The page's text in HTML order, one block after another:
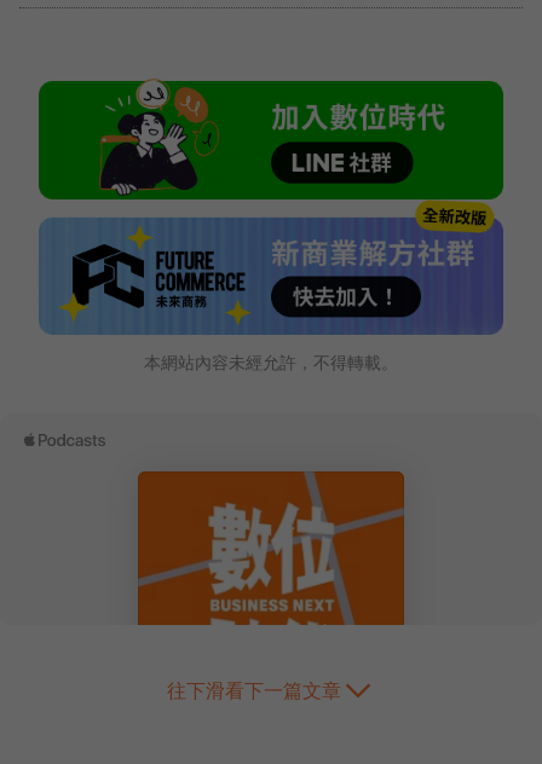
本網站內容未經允許，不得轉載。
往下滑看下一篇文章